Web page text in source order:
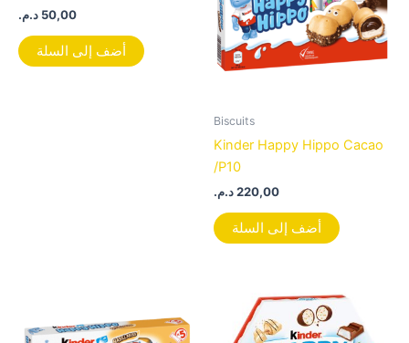
50,00 د.م.
أضف إلى السلة
Biscuits
Kinder Happy Hippo Cacao
/P10
220,00د.م.
أضف إلى السلة